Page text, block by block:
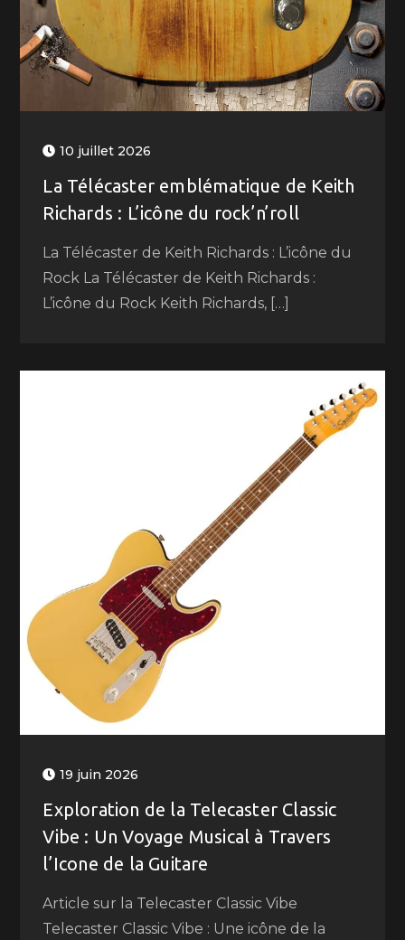
10 juillet 2026
La Télécaster emblématique de Keith
Richards : L’icône du rock’n’roll
La Télécaster de Keith Richards : L’icône du
Rock La Télécaster de Keith Richards :
L’icône du Rock Keith Richards, […]
19 juin 2026
Exploration de la Telecaster Classic
Vibe : Un Voyage Musical à Travers
l’Icone de la Guitare
Article sur la Telecaster Classic Vibe
Telecaster Classic Vibe : Une icône de la